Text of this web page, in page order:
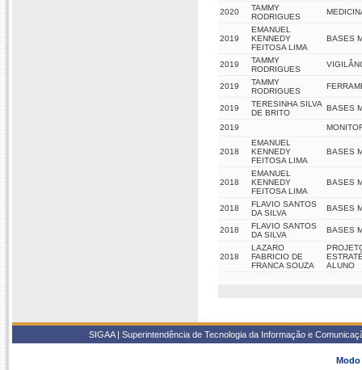
2020
TAMMY
RODRIGUES
2019
EMANUEL
KENNEDY
FEITOSA LIMA
BASES
2019
TAMMY
RODRIGUES
2019
TAMMY
RODRIGUES
2019
TERESINHA SILVA
DE BRITO
BASES
2019
2018
EMANUEL
KENNEDY
FEITOSA LIMA
BASES
2018
EMANUEL
KENNEDY
FEITOSA LIMA
BASES
2018
FLAVIO SANTOS
DA SILVA
BASES
2018
FLAVIO SANTOS
DA SILVA
BASES
2018
LAZARO
FABRICIO DE
FRANCA SOUZA
ALUNO
SIGAA | Superintendência de Tecnologia da Informação e
Modo